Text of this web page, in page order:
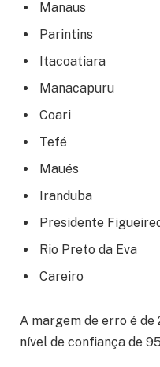
Manaus
Parintins
Itacoatiara
Manacapuru
Coari
Tefé
Maués
Iranduba
Presidente
Rio Preto da Eva
Careiro
A margem de erro é
nível de confiança de